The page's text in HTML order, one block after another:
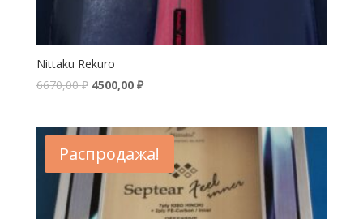
Nittaku Rekuro
6670,00₽ 4500,00 ₽
Распродажа!